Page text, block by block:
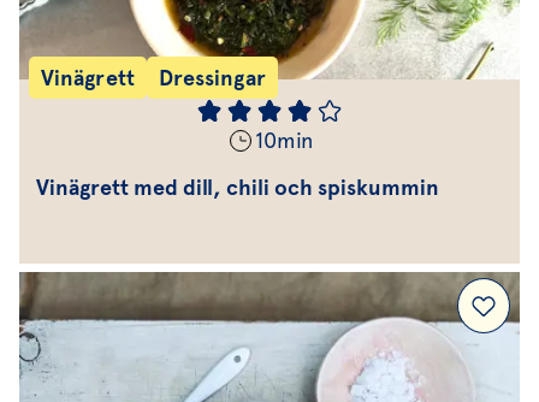
Vinägrett Dressingar
10min
Vinägrett med dill, chili och spiskummin